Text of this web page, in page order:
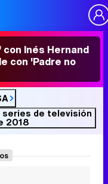
Inés Hernand
con 'Padre no
series de televisión
2018